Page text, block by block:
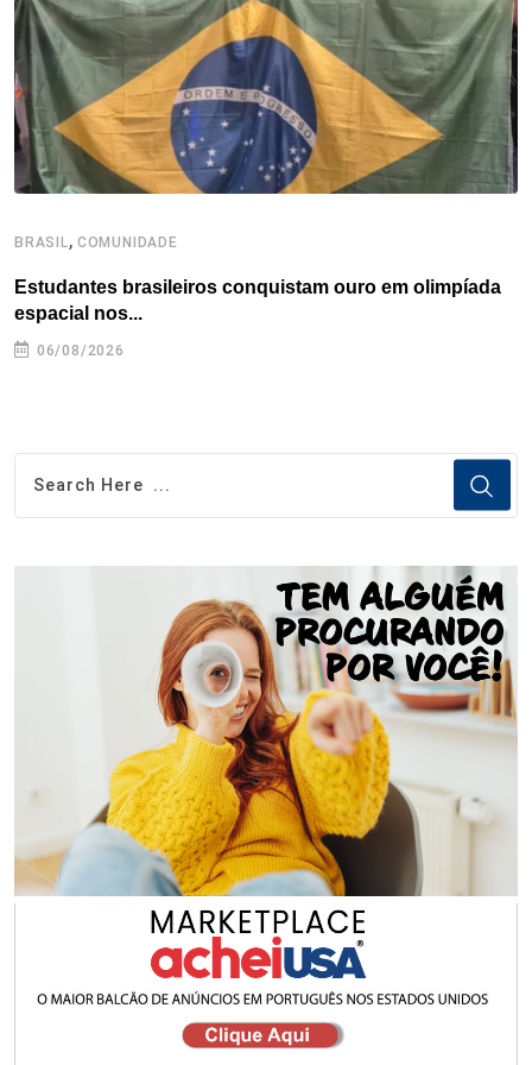
k n s
t
p
BRASIL, COMUNIDADE
Estudantes brasileiros conquistam ouro em olimpíada
espacial nos...
06/08/2026